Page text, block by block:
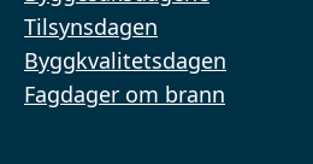
Tilsynsdagen
Byggkvalitetsdagen
Fagdager om brann